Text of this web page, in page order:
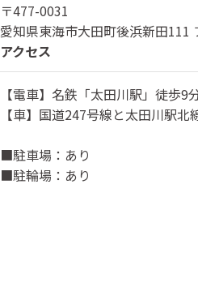
〒477-0031
愛知県東海市大田町後浜新田111
アクセス
【電車】名鉄「太田川駅」徒歩9
【車】国道247号線と太田川駅
■駐車場：あり
■駐輪場：あり